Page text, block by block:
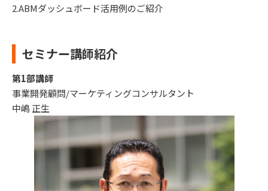
2.ABMダッシュボード活用例のご紹介
セミナー講師紹介
第1部講師
事業開発顧問/マーケティングコンサルタント
中嶋 正生